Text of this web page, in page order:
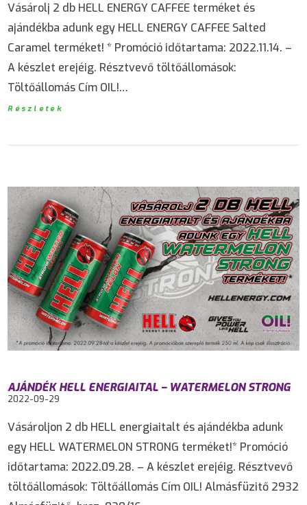
Vásárolj 2 db HELL ENERGY CAFFEE terméket és
ajándékba adunk egy HELL ENERGY CAFFEE Salted
Caramel terméket! * Promóció időtartama: 2022.11.14. –
A készlet erejéig. Résztvevő töltőállomások:
Töltőállomás Cím OIL!…
Részletek
AJÁNDÉK HELL ENERGIAITAL – WATERMELON STRONG
2022-09-29
Vásároljon 2 db HELL energiaitalt és ajándékba adunk
egy HELL WATERMELON STRONG terméket!* Promóció
időtartama: 2022.09.28. – A készlet erejéig. Résztvevő
töltőállomások: Töltőállomás Cím OIL! Almásfüzitő 2932